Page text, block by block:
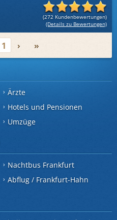
(272 Kundenbewertungen)
(Details zu Bewertungen)
1 › »
Ärzte
Hotels und Pensionen
Umzüge
Nachtbus Frankfurt
Abflug / Frankfurt-Hahn